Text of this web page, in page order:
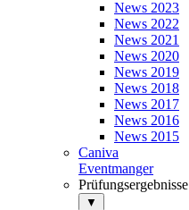
News 2023
News 2022
News 2021
News 2020
News 2019
News 2018
News 2017
News 2016
News 2015
Caniva
Eventmanger
Prüfungsergebnisse
▼